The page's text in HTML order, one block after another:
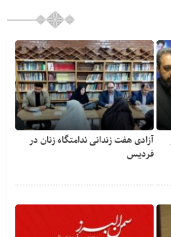
آزادی هفت زندانی ندامتگاه زنان در
فردیس